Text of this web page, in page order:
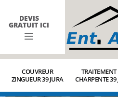
DEVIS
GRATUIT ICI
COUVREUR
ZINGUEUR 39 JURA
TRAITEMENT
CHARPENTE 39